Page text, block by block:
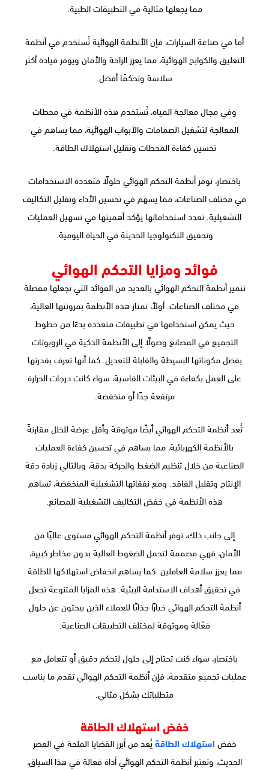
مما يجعلها مثالية في التطبيقات الطبية.
أما في صناعة السيارات، فإن الأنظمة الهوائية تُستخدم في أنظمة
التعليق والكوابح الهوائية، مما يعزز الراحة والأمان ويوفر قيادة أكثر
سلاسة وتحكمًا أفضل.
وفي مجال معالجة المياه، تُستخدم هذه الأنظمة في محطات
المعالجة لتشغيل الصمامات والأبواب الهوائية، مما يساهم في
تحسين كفاءة المحطات وتقليل استهلاك الطاقة.
باختصار، توفر أنظمة التحكم الهوائي حلولًا متعددة الاستخدامات
في مختلف الصناعات، مما يسهم في تحسين الأداء وتقليل التكاليف
التشغيلية. تعدد استخداماتها يؤكد أهميتها في تسهيل العمليات
وتحقيق التكنولوجيا الحديثة في الحياة اليومية.
فوائد ومزايا التحكم الهوائي
تتميز أنظمة التحكم الهوائي بالعديد من الفوائد التي تجعلها مفضلة
في مختلف الصناعات. أولاً، تمتاز هذه الأنظمة بمرونتها العالية،
حيث يمكن استخدامها في تطبيقات متعددة بدءًا من خطوط
التجميع في المصانع وصولًا إلى الأنظمة الذكية في الروبوتات
بفضل مكوناتها البسيطة والقابلة للتعديل. كما أنها تعرف بقدرتها
على العمل بكفاءة في البيئات القاسية، سواء كانت درجات الحرارة
مرتفعة جدًا أو منخفضة.
تُعد أنظمة التحكم الهوائي أيضًا موثوقة وأقل عرضة للخلل مقارنةً
بالأنظمة الكهربائية، مما يساهم في تحسين كفاءة العمليات
الصناعية من خلال تنظيم الضغط والحركة بدقة، وبالتالي زيادة دقة
الإنتاج وتقليل الفاقد. ومع نفقاتها التشغيلية المنخفضة، تساهم
هذه الأنظمة في خفض التكاليف التشغيلية للمصانع.
إلى جانب ذلك، توفر أنظمة التحكم الهوائي مستوى عاليًا من
الأمان، فهي مصممة لتحمل الضغوط العالية بدون مخاطر كبيرة،
مما يعزز سلامة العاملين. كما يساهم انخفاض استهلاكها للطاقة
في تحقيق أهداف الاستدامة البيئية. هذه المزايا المتنوعة تجعل
أنظمة التحكم الهوائي خيارًا جذابًا للعملاء الذين يبحثون عن حلول
فعّالة وموثوقة لمختلف التطبيقات الصناعية.
باختصار، سواء كنت تحتاج إلى حلول لتحكم دقيق أو تتعامل مع
عمليات تجميع متقدمة، فإن أنظمة التحكم الهوائي تقدم ما يناسب
متطلباتك بشكل مثالي.
خفض استهلاك الطاقة
خفض استهلاك الطاقةيُعد من أبرز القضايا الملحة في العصر
الحديث، وتعتبر أنظمة التحكم الهوائي أداة فعالة في هذا السياق،